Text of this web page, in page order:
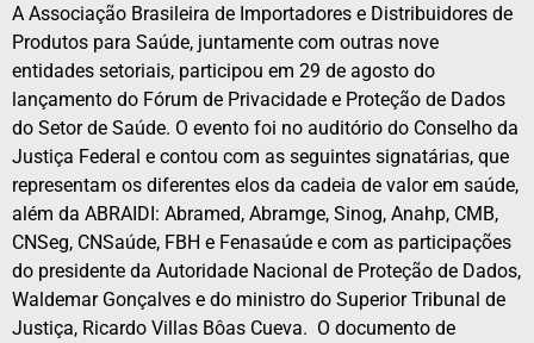
A Associação Brasileira de Importadores e Distribuidores de
Produtos para Saúde, juntamente com outras nove
entidades setoriais, participou em 29 de agosto do
lançamento do Fórum de Privacidade e Proteção de Dados
do Setor de Saúde. O evento foi no auditório do Conselho da
Justiça Federal e contou com as seguintes signatárias, que
representam os diferentes elos da cadeia de valor em saúde,
além da ABRAIDI: Abramed, Abramge, Sinog, Anahp, CMB,
CNSeg, CNSaúde, FBH e Fenasaúde e com as participações
do presidente da Autoridade Nacional de Proteção de Dados,
Waldemar Gonçalves e do ministro do Superior Tribunal de
Justiça, Ricardo Villas Bôas Cueva. O documento de